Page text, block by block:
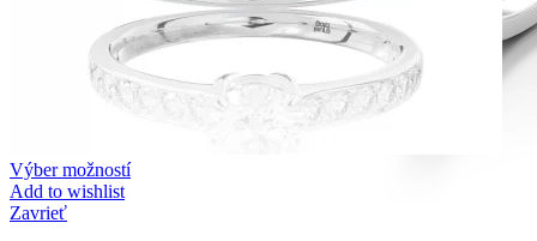
Výber možností
Add to wishlist
Zavrieť